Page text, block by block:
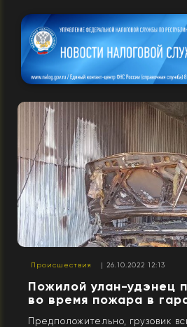
Происшествия | 26.10.2022 12:13
Пожилой улан-удэнец
во время пожара в
Предположительно, грузовик